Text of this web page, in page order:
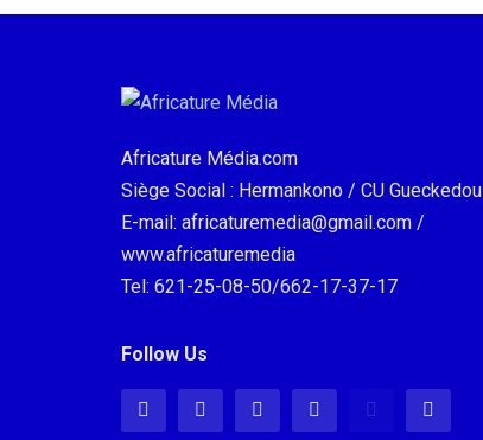
Africature Média.com
Siège Social : Hermankono / CU Gueckedou
E-mail: africaturemedia@gmail.com /
www.africaturemedia
Tel: 621-25-08-50/662-17-37-17
Follow Us